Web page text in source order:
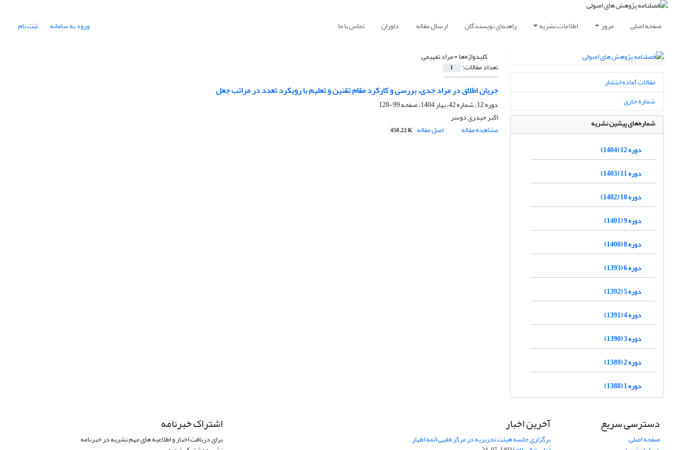
صفحه اصلی مرور اطلاعات نشریه راهنمای نویسندگان ارسال مقاله داوران تماس با ما ورود به سامانه ثبت نام
کلیدواژه‌ها =مراد تفهیمی
تعداد مقالات: 1
جریان اطلاق در مراد جدی، بررسی و کارکرد مقام تقنین و تعلیم با رویکرد تعدد در مراتب جعل
دوره 12، شماره 42، بهار 1404، صفحه
99-128
اکبر حیدری دوسر
مشاهده مقاله
اصل مقاله 458.22 K
مقالات آماده انتشار
شماره جاری
شماره‌های پیشین نشریه
دوره 12 (1404)
دوره 11 (1403)
دوره 10 (1402)
دوره 9 (1401)
دوره 8 (1400)
دوره 6 (1393)
دوره 5 (1392)
دوره 4 (1391)
دوره 3 (1390)
دوره 2 (1389)
دوره 1 (1388)
دسترسی سریع
صفحه اصلی
آخرین اخبار
برگزاری جلسه هیئت تحریریه در مرکز فقهی ائمه اطهار
اشتراک خبرنامه
برای دریافت اخبار و اطلاعیه های مهم نشریه در خبرنامه